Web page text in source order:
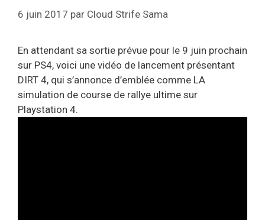
6 juin 2017 par Cloud Strife Sama
En attendant sa sortie prévue pour le 9 juin prochain
sur PS4, voici une vidéo de lancement présentant
DIRT 4, qui s’annonce d’emblée comme LA
simulation de course de rallye ultime sur
Playstation 4.